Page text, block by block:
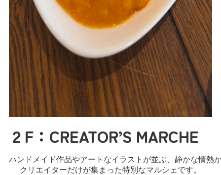
２F：CREATOR’S MARCHE
ハンドメイド作品やアートなイラストが並ぶ、静かな情熱
クリエイターだけが集まった特別なマルシェです。